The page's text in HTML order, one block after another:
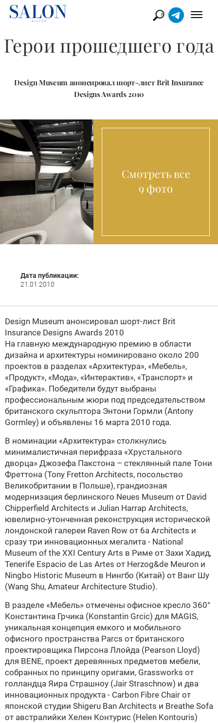
Герои прошедшего года
Design Museum анонсировал шорт-лист Brit Insurance
Designs Awards 2010
Смотреть все
9 фото
Дата публикации:
21.01.2010
Design Museum анонсировал шорт-лист Brit
Insurance Designs Awards 2010
На главную международную премию в области
дизайна и архитектуры номинировано около 200
проектов в разделах «Архитектура», «Мебель»,
«Продукт», «Мода», «Интерактив», «Транспорт» и
«Графика». Победители будут выбраны
профессиональным жюри под председательством
британского скульптора Энтони Гормли (Antony
Gormley) и объявлены 16 марта 2010 года.
В номинации «Архитектура» столкнулись
минималистичная перифраза «Хрустального
дворца» Джозефа Пакстона – стеклянный пале Тони
Фреттона (Tony Fretton Architects, посольство
Великобритании в Польше), грандиозная
модернизация берлинского Neues Museum от David
Chipperfield Architects и Julian Harrap Architects,
ювелирно-утонченная реконструкция исторической
лондонской галереи Raven Row от 6a Architects и
сразу три инновационных мегалита - National
Museum of the XXI Century Arts в Риме от Захи Хадид,
Tenerife Espacio de Las Artes от Herzog&de Meuron и
Ningbo Historic Museum в Нингбо (Китай) от Ванг Шу
(Wang Shu, Amateur Architecture Studio).
В разделе «Мебель» отмечены офисное кресло 360°
Константина Грчика (Konstantin Grcic) для MAGIS,
уникальная концепция емкого и мобильного
офисного пространства Parcs от британского
проектировщика Пирсона Ллойда (Pearson Lloyd)
для BENE, проект деревянных предметов мебели,
собранных по принципу оригами, Grassworks от
голландца Яира Страшноу (Jair Straschnow) и два
инновационных продукта - Carbon Fibre Chair от
японской студии Shigeru Ban Architects и Breathe Sofa
от австралийки Хелен Контурис (Helen Kontouris)